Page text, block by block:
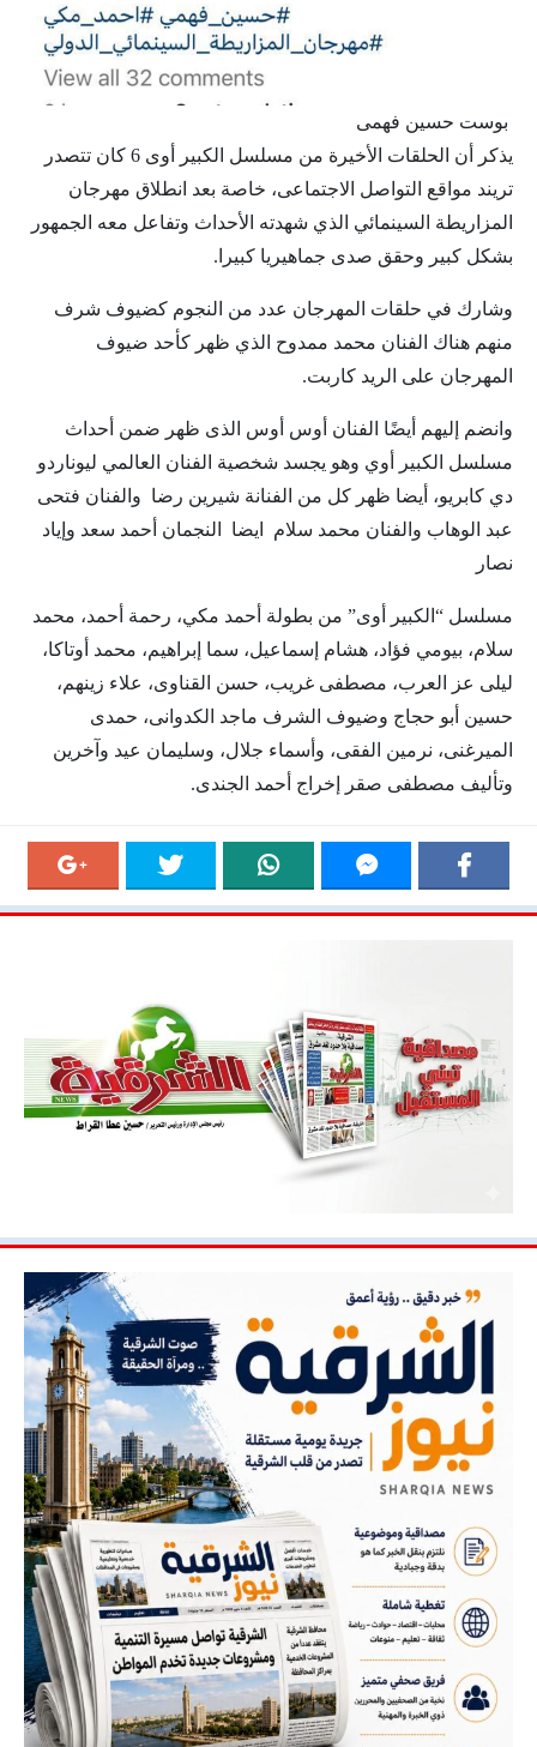
بوست حسين فهمى
يذكر أن الحلقات الأخيرة من مسلسل الكبير أوى 6 كان تتصدر
تريند مواقع التواصل الاجتماعى، خاصة بعد انطلاق مهرجان
المزاريطة السينمائي الذي شهدته الأحداث وتفاعل معه الجمهور
بشكل كبير وحقق صدى جماهيريا كبيرا
وشارك في حلقات المهرجان عدد من النجوم كضيوف شرف
منهم هناك الفنان محمد ممدوح الذي ظهر كأحد ضيوف
المهرجان على الريد كاربت.
وانضم إليهم أيضًا الفنان أوس أوس الذى ظهر ضمن أحداث
مسلسل الكبير أوي وهو يجسد شخصية الفنان العالمي ليوناردو
دي كابريو، أيضا ظهر كل من الفنانة شيرين رضا والفنان فتحى
عبد الوهاب والفنان محمد سلام ايضا النجمان أحمد سعد وإياد
نصار
مسلسل “الكبير أوى” من بطولة أحمد مكي، رحمة أحمد، محمد
سلام، بيومي فؤاد، هشام إسماعيل، سما إبراهيم، محمد أوتاكا،
ليلى عز العرب، مصطفى غريب، حسن القناوى، علاء زينهم،
حسين أبو حجاج وضيوف الشرف ماجد الكدوانى، حمدى
الميرغنى، نرمين الفقى، وأسماء جلال، وسليمان عيد وآخرين
وتأليف مصطفى صقر إخراج أحمد الجندى.